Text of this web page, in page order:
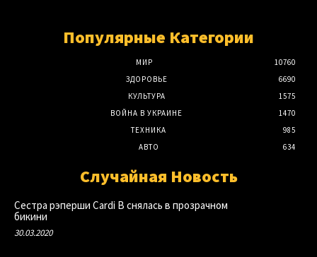
Популярные Категории
МИР
10760
ЗДОРОВЬЕ
6690
КУЛЬТУРА
1575
ВОЙНА В УКРАИНЕ
1470
ТЕХНИКА
985
АВТО
634
Случайная Новость
Сестра рэперши Cardi B снялась в прозрачном
бикини
30.03.2020